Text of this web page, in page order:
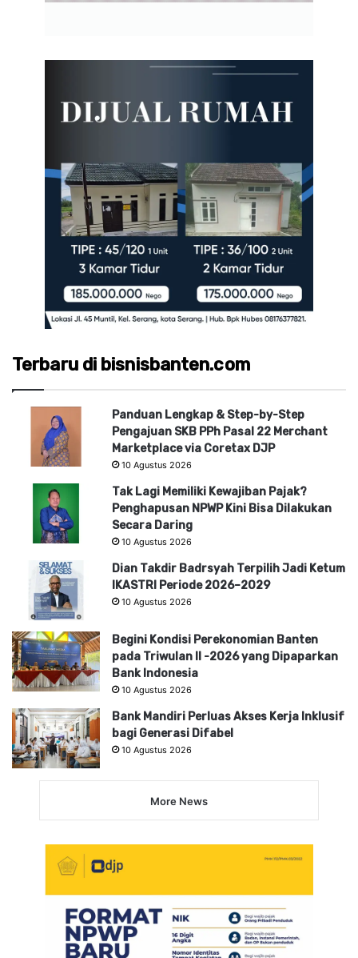
Terbaru di bisnisbanten.com
Panduan Lengkap & Step-by-Step
Pengajuan SKB PPh Pasal 22 Merchant
Marketplace via Coretax DJP
10 Agustus 2026
Tak Lagi Memiliki Kewajiban Pajak?
Penghapusan NPWP Kini Bisa Dilakukan
Secara Daring
10 Agustus 2026
Dian Takdir Badrsyah Terpilih Jadi Ketum
IKASTRI Periode 2026–2029
10 Agustus 2026
Begini Kondisi Perekonomian Banten
pada Triwulan II -2026 yang Dipaparkan
Bank Indonesia
10 Agustus 2026
Bank Mandiri Perluas Akses Kerja Inklusif
bagi Generasi Difabel
10 Agustus 2026
More News